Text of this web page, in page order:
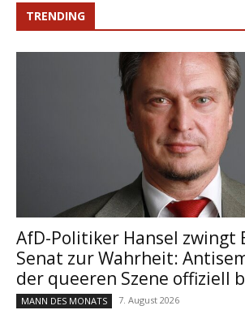
TRENDING
AfD-Politiker Hansel zwingt
Senat zur Wahrheit:
der queeren Szene offiziell
MANN DES MONATS 7. August 2026